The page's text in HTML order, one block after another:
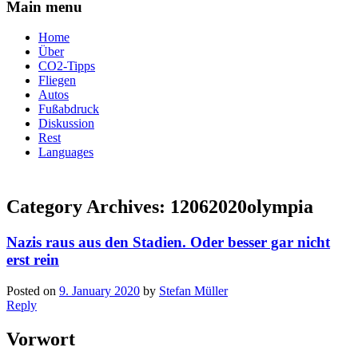
Main menu
Home
Über
CO2-Tipps
Fliegen
Autos
Fußabdruck
Diskussion
Rest
Languages
Category Archives: 12062020olympia
Nazis raus aus den Stadien. Oder besser gar nicht
erst rein
Posted on 9. January 2020 by Stefan Müller
Reply
Vorwort